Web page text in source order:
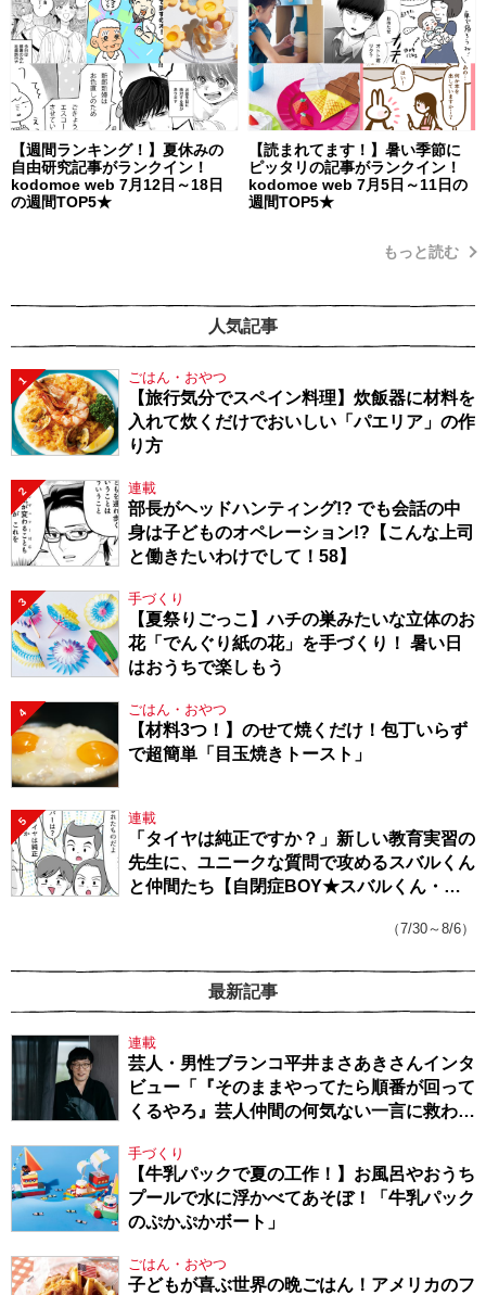
【週間ランキング！】夏休みの
自由研究記事がランクイン！
kodomoe web 7月12日～18日
の週間TOP5★
【読まれてます！】暑い季節に
ピッタリの記事がランクイン！
kodomoe web 7月5日～11日の
週間TOP5★
もっと読む
人気記事
1 ごはん・おやつ
【旅行気分でスペイン料理】炊飯器に材料を
入れて炊くだけでおいしい「パエリア」の作
り方
2 連載
部長がヘッドハンティング!? でも会話の中
身は子どものオペレーション!?【こんな上司
と働きたいわけでして！58】
3 手づくり
【夏祭りごっこ】ハチの巣みたいな立体のお
花「でんぐり紙の花」を手づくり！ 暑い日
はおうちで楽しもう
4 ごはん・おやつ
【材料3つ！】のせて焼くだけ！包丁いらず
で超簡単「目玉焼きトースト」
5 連載
「タイヤは純正ですか？」新しい教育実習の
先生に、ユニークな質問で攻めるスバルくん
と仲間たち【自閉症BOY★スバルくん・
（7/30～8/6）
最新記事
連載
芸人・男性ブランコ平井まさあきさんインタ
ビュー「『そのままやってたら順番が回って
くるやろ』芸人仲間の何気ない一言に救われ
手づくり
【牛乳パックで夏の工作！】お風呂やおうち
プールで水に浮かべてあそぼ！「牛乳パック
のぷかぷかボート」
ごはん・おやつ
子どもが喜ぶ世界の晩ごはん！アメリカのフ